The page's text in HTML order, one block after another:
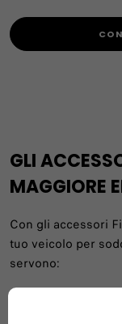
GLI
MAGGIORE
Con gli accessori
tuo veicolo per
servono: